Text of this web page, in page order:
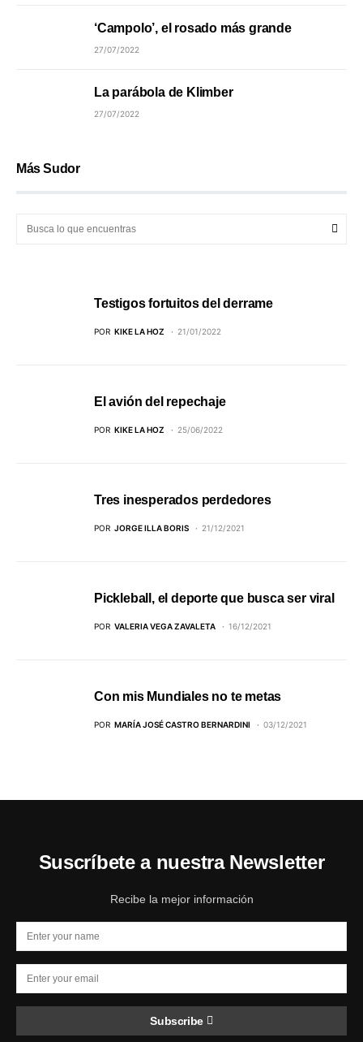
‘Campolo’, el rosado más grande
27/07/2022
La parábola de Klimber
27/07/2022
Más Sudor
Testigos fortuitos del derrame
POR KIKE LA HOZ 21/01/2022
El avión del repechaje
POR KIKE LA HOZ 25/06/2022
Tres inesperados perdedores
POR JORGE ILLA BORIS 21/12/2021
Pickleball, el deporte que busca ser viral
POR VALERIA VEGA ZAVALETA 16/12/2021
Con mis Mundiales no te metas
POR MARÍA JOSÉ CASTRO BERNARDINI 03/12/2021
Suscríbete a nuestra Newsletter
Recibe la mejor información
Subscribe